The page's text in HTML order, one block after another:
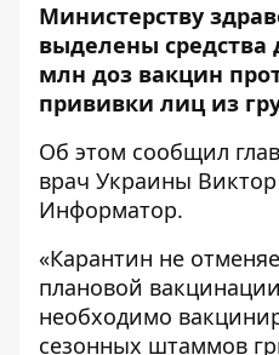
Министерству
выделены средства
млн доз вакцин
прививки лиц из
Об этом сообщил
врач Украины
Информатор.
«Карантин не
плановой
необходимо
сезонных штаммов